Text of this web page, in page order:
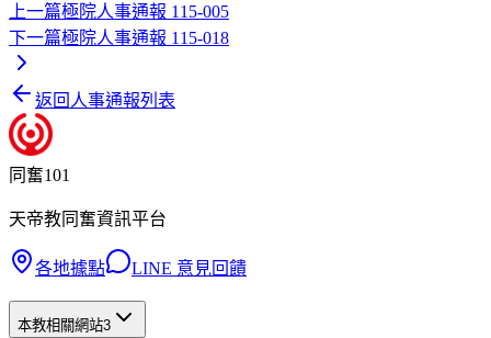
上一篇極院人事通報 115-005
下一篇極院人事通報 115-018
返回人事通報列表
同奮101
天帝教同奮資訊平台
各地據點 LINE 意見回饋
本教相關網站3